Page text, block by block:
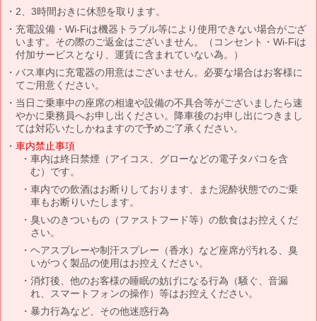
2、3時間おきに休憩を取ります。
充電設備・Wi-Fiは機器トラブル等により使用できない場合がござ
います。その際のご返金はございません。（コンセント・Wi-Fiは
付加サービスとなり、運賃に含まれていない為。）
バス車内に充電器の用意はございません。必要な場合はお客様に
てご用意ください。
当日ご乗車中の座席の相違や設備の不具合等がございましたら速
やかに乗務員へお申し出ください。降車後のお申し出につきまし
ては対応いたしかねますので予めご了承ください。
車内禁止事項
車内は終日禁煙（アイコス、グローなどの電子タバコを含
む）です。
車内での飲酒はお断りしております、また泥酔状態でのご乗
車もお断りいたします。
臭いのきついもの（ファストフード等）の飲食はお控えくだ
さい。
ヘアスプレーや制汗スプレー（香水）など座席が汚れる、臭
いがつく製品の使用はお控えください。
消灯後、他のお客様の睡眠の妨げになる行為（騒ぐ、音漏
れ、スマートフォンの操作）等はお控えください。
暴力行為など、その他迷惑行為